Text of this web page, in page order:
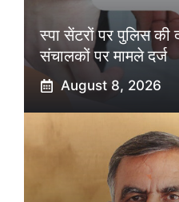
स्पा सेंटरों पर पुलिस की
संचालकों पर मामले दर्ज
August 8, 2026